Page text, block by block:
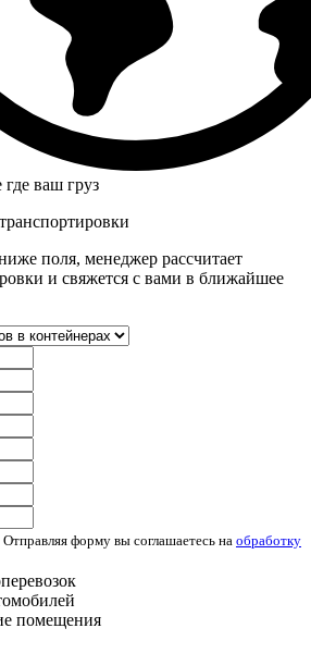
где ваш груз
поля, менеджер рассчитает
и свяжется с вами в ближайшее
Отправляя форму вы соглашаетесь на обработку
помещения